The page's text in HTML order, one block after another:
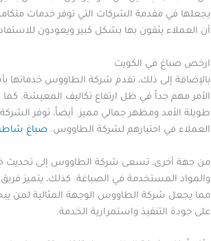
يجعلها في مقدمة الشركات التي توفر خدمات
أن العملاء يثقون بها بشكل كبير ويعودون
ارخص صباغ في الكويت
بالإضافة إلى ذلك، تقدم شركة الطاووس خدماتها
الأمر مهم جداً في ظل ارتفاع تكاليف المعيشة. كما
طويلة الأمد ومظهر جمالي مميز. أيضاً، توفر
العملاء في اختيارهم لشركة الطاووس.صباغ شاطر
من جهة أخرى، تسعى شركة الطاووس إلى تحديث
والمواد المستخدمة في الصباغة. كذلك، يتميز فريق
مما يجعل شركة الطاووس الوجهة المثالية لمن
على جودة التنفيذ واستمرارية الخدمة.